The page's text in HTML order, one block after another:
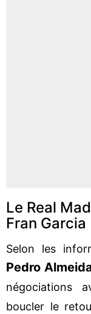
Le Real
Fran Garcia
Selon les
Pedro
négociations
boucler le